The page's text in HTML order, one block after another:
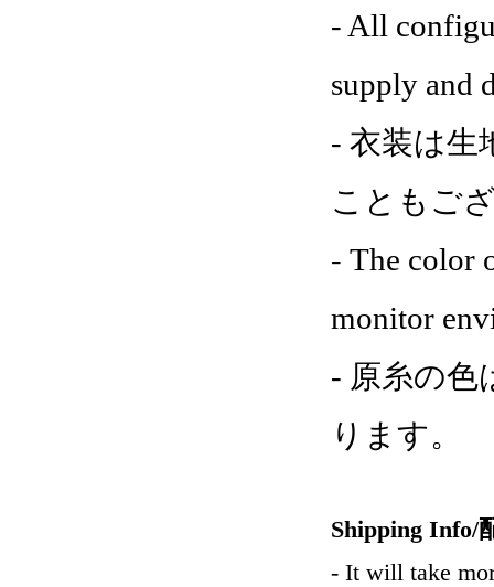
- All
supply and
- 衣装は生
こともご
- The color
monitor
- 原糸の色
ります。
Shipping Info/
- It will take